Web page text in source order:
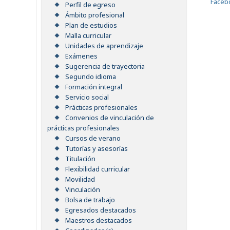
Perfil de egreso
Ámbito profesional
Plan de estudios
Malla curricular
Unidades de aprendizaje
Exámenes
Sugerencia de trayectoria
Segundo idioma
Formación integral
Servicio social
Prácticas profesionales
Convenios de vinculación de
prácticas profesionales
Cursos de verano
Tutorías y asesorías
Titulación
Flexibilidad curricular
Movilidad
Vinculación
Bolsa de trabajo
Egresados destacados
Maestros destacados